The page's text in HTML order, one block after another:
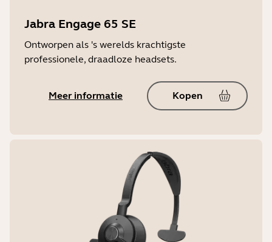
Jabra Engage 65 SE
Ontworpen als 's werelds krachtigste
professionele, draadloze headsets.
Meer informatie Kopen